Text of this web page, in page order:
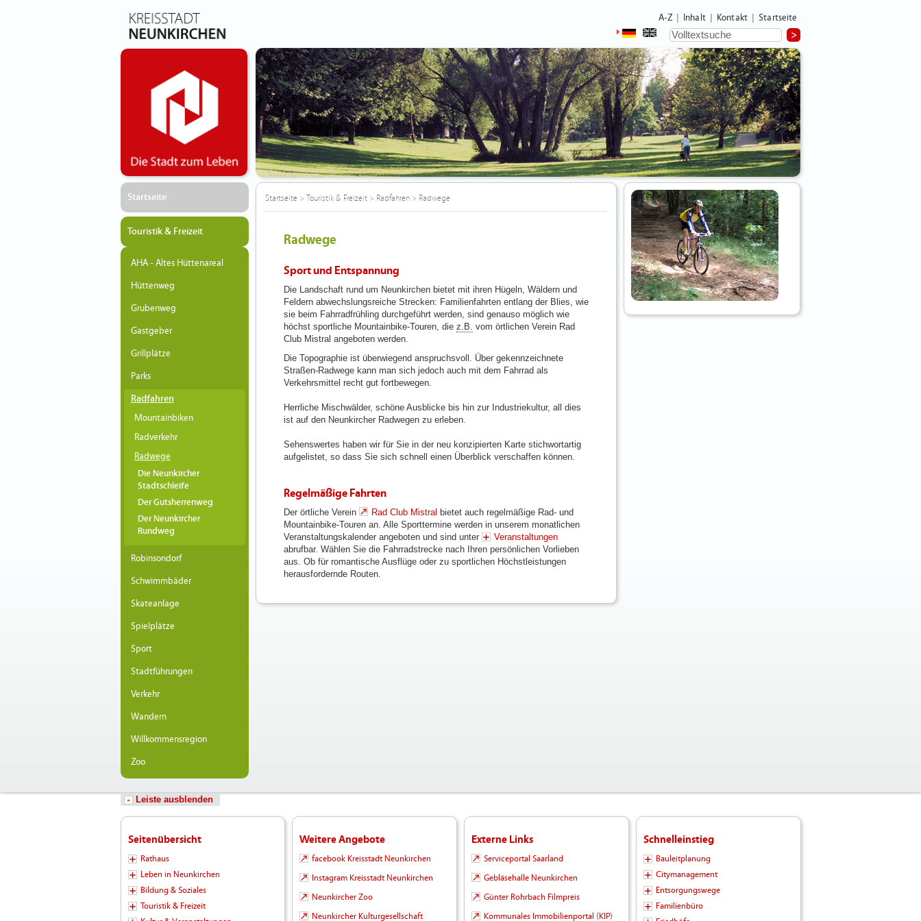
A-Z Inhalt Kontakt Startseite
Startseite
Touristik & Freizeit
AHA - Altes Hüttenareal
Hüttenweg
Grubenweg
Gastgeber
Grillplätze
Parks
Radfahren
Mountainbiken
Radverkehr
Radwege
Die Neunkircher
Stadtschleife
Der Gutsherrenweg
Der Neunkircher
Rundweg
Robinsondorf
Schwimmbäder
Skateanlage
Spielplätze
Sport
Stadtführungen
Verkehr
Wandern
Willkommensregion
Zoo
Startseite> Touristik & Freizeit> Radfahren> Radwege
Radwege
Sport und Entspannung
Die Landschaft rund um Neunkirchen bietet mit ihren Hügeln, Wäldern und
Feldern abwechslungsreiche Strecken: Familienfahrten entlang der Blies, wie
sie beim Fahrradfrühling durchgeführt werden, sind genauso möglich wie
höchst sportliche Mountainbike-Touren, die z.B. vom örtlichen Verein Rad
Club Mistral angeboten werden.
Die Topographie ist überwiegend anspruchsvoll. Über gekennzeichnete
Straßen-Radwege kann man sich jedoch auch mit dem Fahrrad als
Verkehrsmittel recht gut fortbewegen.
Herrliche Mischwälder, schöne Ausblicke bis hin zur Industriekultur, all dies
ist auf den Neunkircher Radwegen zu erleben.
Sehenswertes haben wir für Sie in der neu konzipierten Karte stichwortartig
aufgelistet, so dass Sie sich schnell einen Überblick verschaffen können.
Regelmäßige Fahrten
Der örtliche Verein Rad Club Mistral bietet auch regelmäßige Rad- und
Mountainbike-Touren an. Alle Sporttermine werden in unserem monatlichen
Veranstaltungskalender angeboten und sind unter
Veranstaltungen
abrufbar. Wählen Sie die Fahrradstrecke nach Ihren persönlichen Vorlieben
aus. Ob für romantische Ausflüge oder zu sportlichen Höchstleistungen
herausfordernde Routen.
Leiste ausblenden
Seitenübersicht
Rathaus
Leben in Neunkirchen
Bildung & Soziales
Touristik & Freizeit
Weitere Angebote
facebook Kreisstadt Neunkirchen
Instagram Kreisstadt Neunkirchen
Neunkircher Zoo
Neunkircher Kulturgesellschaft
Externe Links
Serviceportal Saarland
Gebläsehalle Neunkirchen
Günter Rohrbach Filmpreis
Kommunales Immobilienportal (KIP)
Schnelleinstieg
Bauleitplanung
Citymanagement
Entsorgungswege
Familienbüro